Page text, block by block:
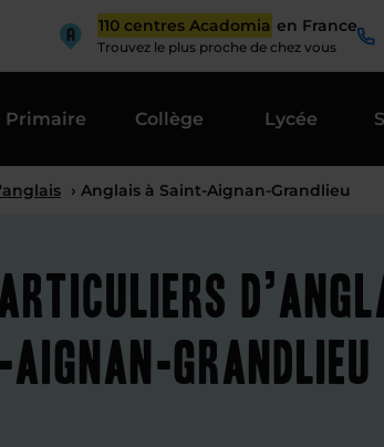
110 centres Acadomia en France
Trouvez le plus proche de chez vous
Primaire Collège Lycée
› Anglais à Saint-Aignan-Grandlieu
Grandlieu